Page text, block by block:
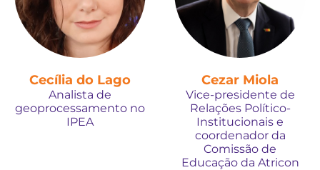
Cecília do Lago
Analista de
geoprocessamento no
IPEA
Cezar Miola
Vice-presidente de
Relações Político-
Institucionais e
coordenador da
Comissão de
Educação da Atricon